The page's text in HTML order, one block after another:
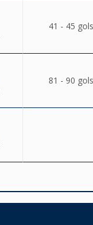
41 - 45 gols
81 - 90 gols